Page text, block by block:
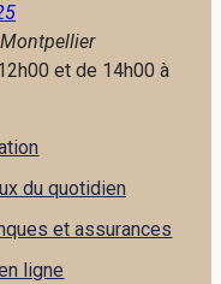
et de 14h00 à
du quotidien
et assurances
ligne